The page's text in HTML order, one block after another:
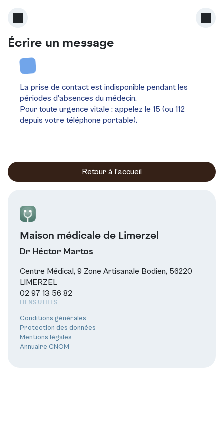
Écrire un message
La prise de contact est indisponible pendant les
périodes d’absences du médecin.
Pour toute urgence vitale : appelez le 15 (ou 112
depuis votre téléphone portable).
Retour à l’accueil
Maison médicale de Limerzel
Dr Héctor Martos
Centre Médical, 9 Zone Artisanale Bodien, 56220
LIMERZEL
02 97 13 56 82
LIENS UTILES
Conditions générales
Protection des données
Mentions légales
Annuaire CNOM